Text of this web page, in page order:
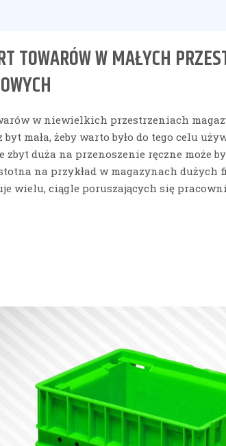
TOWARÓW W MAŁYCH
w niewielkich przestrzeniach
mała, żeby warto było do tego celu
zbyt duża na przenoszenie ręczne może
na przykład w magazynach dużych
wielu, ciągle poruszających się